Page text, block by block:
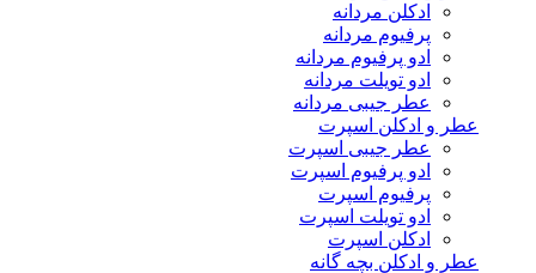
ادکلن مردانه
پرفیوم مردانه
ادو پرفیوم مردانه
ادو تویلت مردانه
عطر جیبی مردانه
عطر و ادکلن اسپرت
عطر جیبی اسپرت
ادو پرفیوم اسپرت
پرفیوم اسپرت
ادو تویلت اسپرت
ادکلن اسپرت
عطر و ادکلن بچه گانه